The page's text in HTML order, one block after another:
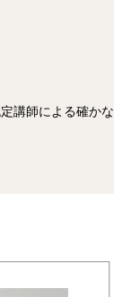
講師による確かな